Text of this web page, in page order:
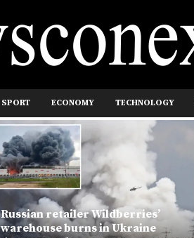
SPORT ECONOMY TECHNOLOGY
Russian retailer Wildberries’
warehouse burns in Ukraine